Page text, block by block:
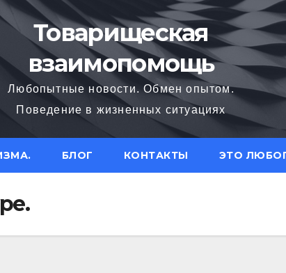
Товарищеская
взаимопомощь
Любопытные новости. Обмен опытом.
Поведение в жизненных ситуациях
БЛОГ КОНТАКТЫ ЭТО